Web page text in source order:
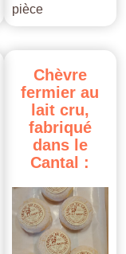
pièce
Chèvre
fermier au
lait cru,
fabriqué
dans le
Cantal :